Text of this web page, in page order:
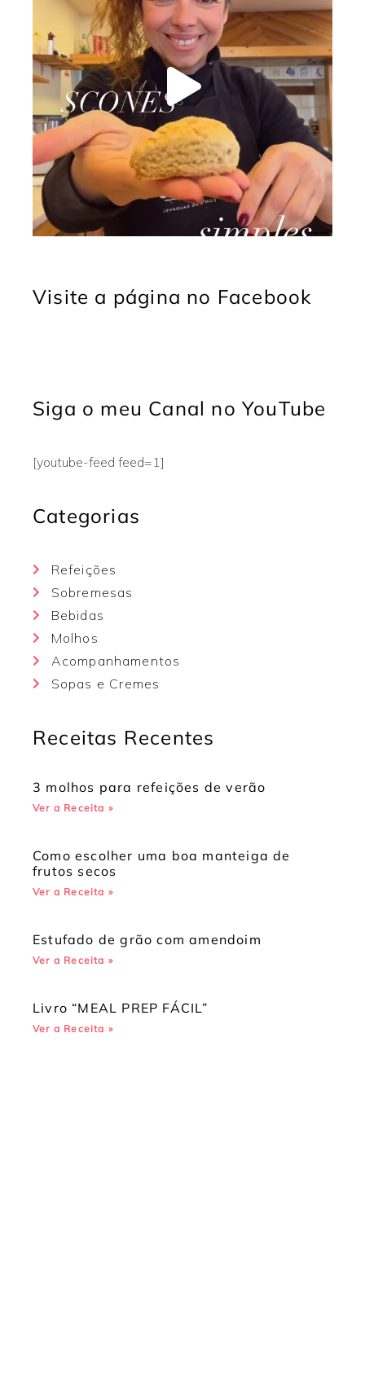
Visite a página no Facebook
Siga o meu Canal no YouTube
[youtube-feed feed=1]
Categorias
Refeições
Sobremesas
Bebidas
Molhos
Acompanhamentos
Sopas e Cremes
Receitas Recentes
3 molhos para refeições de verão
Ver a Receita »
Como escolher uma boa manteiga de
frutos secos
Ver a Receita »
Estufado de grão com amendoim
Ver a Receita »
Livro “MEAL PREP FÁCIL”
Ver a Receita »